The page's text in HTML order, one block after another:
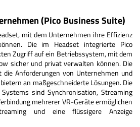
(Pico Business Suite)
mit dem Unternehmen ihre Effizienz
Die im Headset integrierte Pico
Zugriff auf ein Betriebssystem, mit dem
sicher und privat verwalten können. Die
die Anforderungen von Unternehmen und
an maßgeschneiderte Lösungen. Die
sind Synchronisation, Streaming
mehrerer VR-Geräte ermöglichen
und eine flüssigere Anzeige